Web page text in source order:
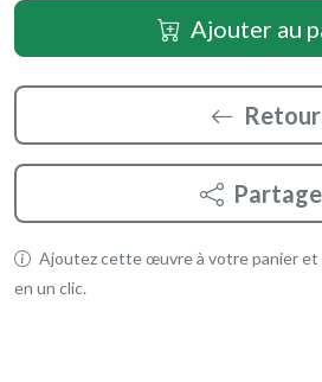
Ajouter au
Retour
Ajoutez cette œuvre à votre panier et
en un clic.